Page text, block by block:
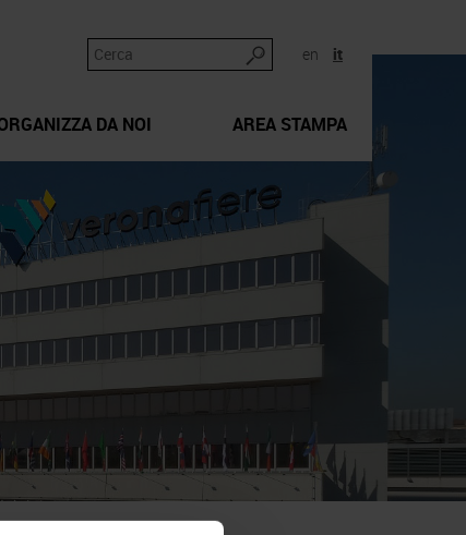
en it
DA NOI AREA STAMPA